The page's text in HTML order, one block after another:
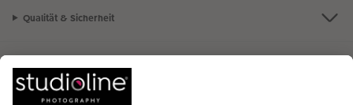
Qualität & Sicherheit
Nachhaltigkeit bei CEWE